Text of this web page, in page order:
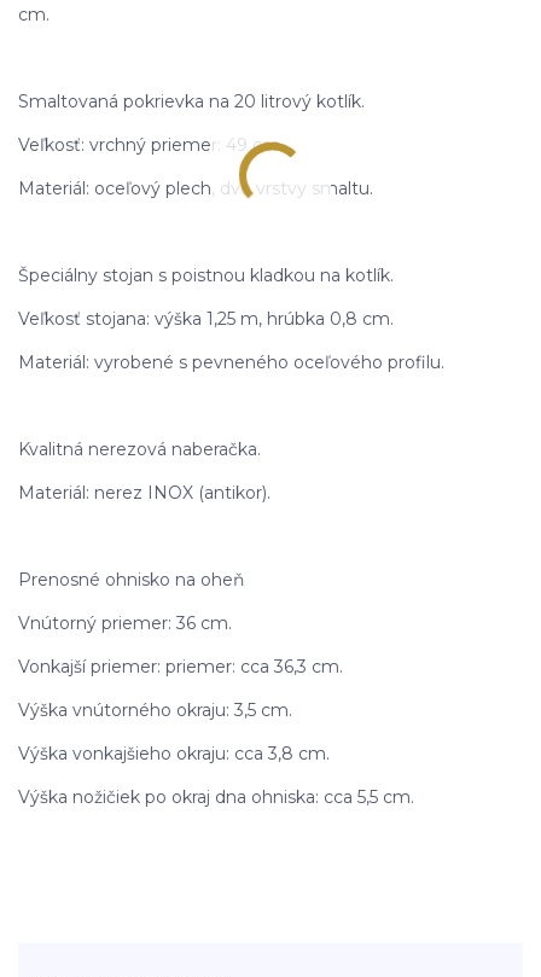
cm.
Smaltovaná pokrievka na 20 litrový kotlík.
Veľkosť: vrchný priemer: 49 cm.
Materiál: oceľový plech, dve vrstvy smaltu.
Špeciálny stojan s poistnou kladkou na kotlík.
Veľkosť stojana: výška 1,25 m, hrúbka 0,8 cm.
Materiál: vyrobené s pevneného oceľového profilu.
Kvalitná nerezová naberačka.
Materiál: nerez INOX (antikor).
Prenosné ohnisko na oheň
Vnútorný priemer: 36 cm.
Vonkajší priemer: priemer: cca 36,3 cm.
Výška vnútorného okraju: 3,5 cm.
Výška vonkajšieho okraju: cca 3,8 cm.
Výška nožičiek po okraj dna ohniska: cca 5,5 cm.